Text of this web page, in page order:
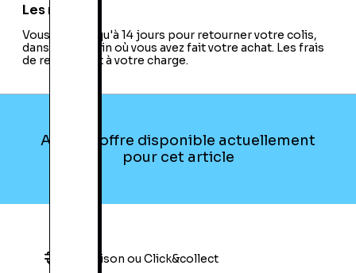
Les retours
Vous avez jusqu'à 14 jours pour retourner votre colis,
dans le magasin où vous avez fait votre achat. Les frais
de retour sont à votre charge.
Aucune offre disponible actuellement
pour cet article
Livraison ou Click&collect